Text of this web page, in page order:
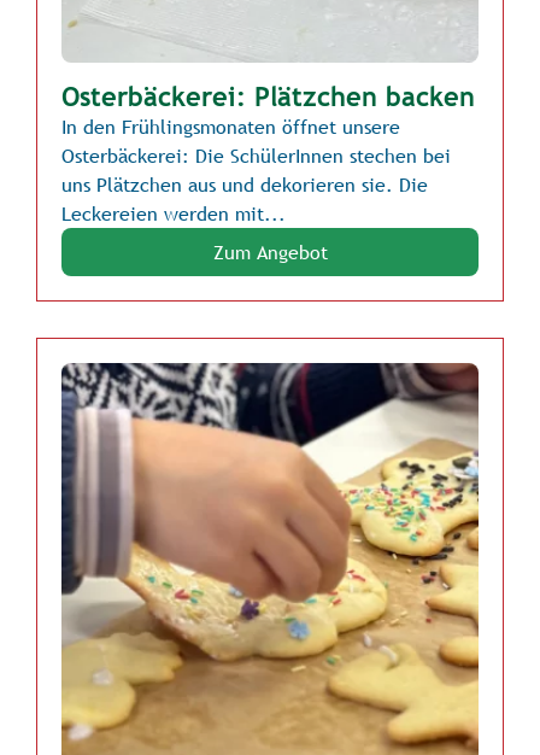
Osterbäckerei: Plätzchen backen
In den Frühlingsmonaten öffnet unsere
Osterbäckerei: Die SchülerInnen stechen bei
uns Plätzchen aus und dekorieren sie. Die
Leckereien werden mit...
Zum Angebot